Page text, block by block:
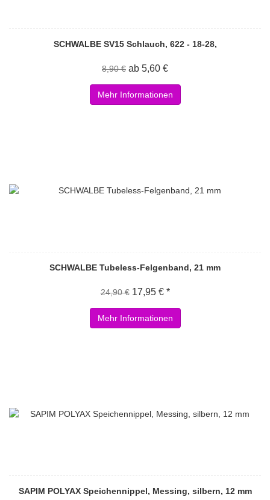
SCHWALBE SV15 Schlauch, 622 - 18-28,
8,90 € ab 5,60 €
Mehr Informationen
SCHWALBE Tubeless-Felgenband, 21 mm
24,90 € 17,95 € *
Mehr Informationen
SAPIM POLYAX Speichennippel, Messing, silbern, 12 mm